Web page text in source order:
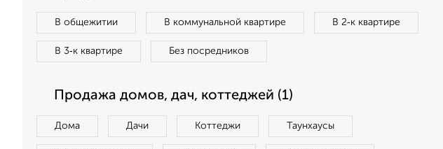
В общежитии В коммунальной квартире В 2‑к квартире
В 3‑к квартире Без посредников
Продажа домов, дач, коттеджей (1)
Дома Дачи Коттеджи Таунхаусы